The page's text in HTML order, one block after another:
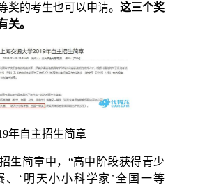
奖的考生也可以申请。 这三个奖
关。
年自主招生简章
生简章中，“高中阶段获得青少
、‘明天小小科学家’全国一等